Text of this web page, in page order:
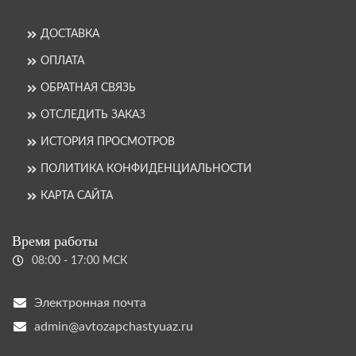
ДОСТАВКА
ОПЛАТА
ОБРАТНАЯ СВЯЗЬ
ОТСЛЕДИТЬ ЗАКАЗ
ИСТОРИЯ ПРОСМОТРОВ
ПОЛИТИКА КОНФИДЕНЦИАЛЬНОСТИ
КАРТА САЙТА
Время работы
08:00 - 17:00 МСК
Электронная почта
admin@avtozapchastyuaz.ru